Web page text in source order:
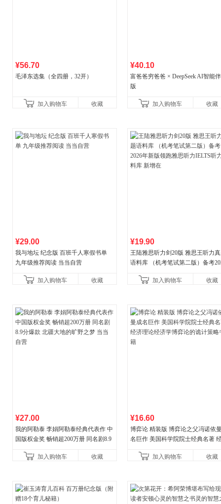
¥56.70
毛泽东选集（全四册，32开）
加入购物车 收藏
¥40.10
富爸爸穷爸爸 × DeepSeek AI智能
版
加入购物车 收藏
¥29.00
我与地坛 纪念版 百班千人寒假书单
九年级推荐阅读 当当自营
加入购物车 收藏
¥19.90
王陆雅思听力剑20版 雅思王听力
语料库 （机考笔试第二版）备考
新增在
加入购物车 收藏
¥27.00
我的阿勒泰 李娟阿勒泰经典代表作 中
国版权金奖 畅销超200万册 同名剧8.9
加入购物车
收藏
¥16.60
博弈论 精装版 博弈论之父冯诺依
名巨作 美国科学院院士经典名著
加入购物车
收藏